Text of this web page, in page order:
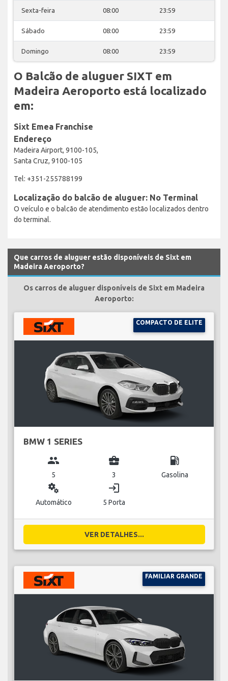
Sexta-feira 08:00 23:59
Sábado 08:00 23:59
Domingo 08:00 23:59
O Balcão de aluguer SIXT em
Madeira Aeroporto está localizado
em:
Sixt Emea Franchise
Endereço
Madeira Airport, 9100-105,
Santa Cruz, 9100-105
Tel: +351-255788199
Localização do balcão de aluguer: No Terminal
O veículo e o balcão de atendimento estão localizados dentro
do terminal.
Que carros de aluguer estão disponíveis de Sixt em
Madeira Aeroporto?
Os carros de aluguer disponíveis de Sixt em Madeira
Aeroporto:
COMPACTO DE ELITE
BMW 1 SERIES
group
5
business_center
3
local_gas_station
Gasolina
miscellaneous_services
Automático
login
5 Porta
VER DETALHES...
FAMILIAR GRANDE